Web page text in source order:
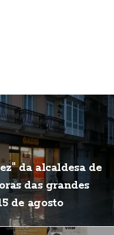
da alcaldesa de
das grandes
de agosto